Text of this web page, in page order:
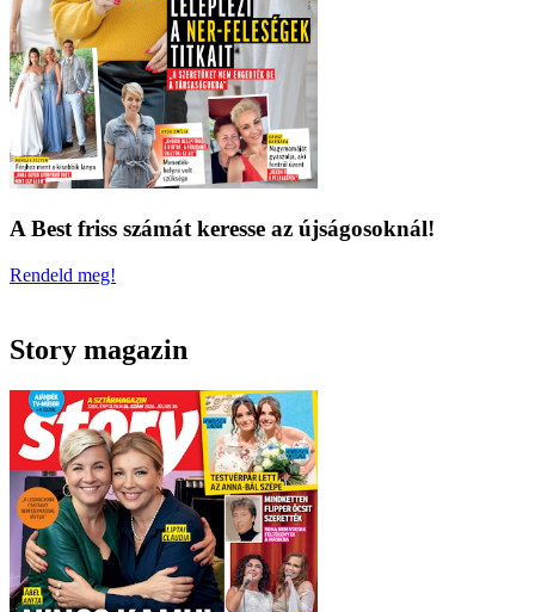
A Best friss számát keresse az újságosoknál!
Rendeld meg!
Story magazin